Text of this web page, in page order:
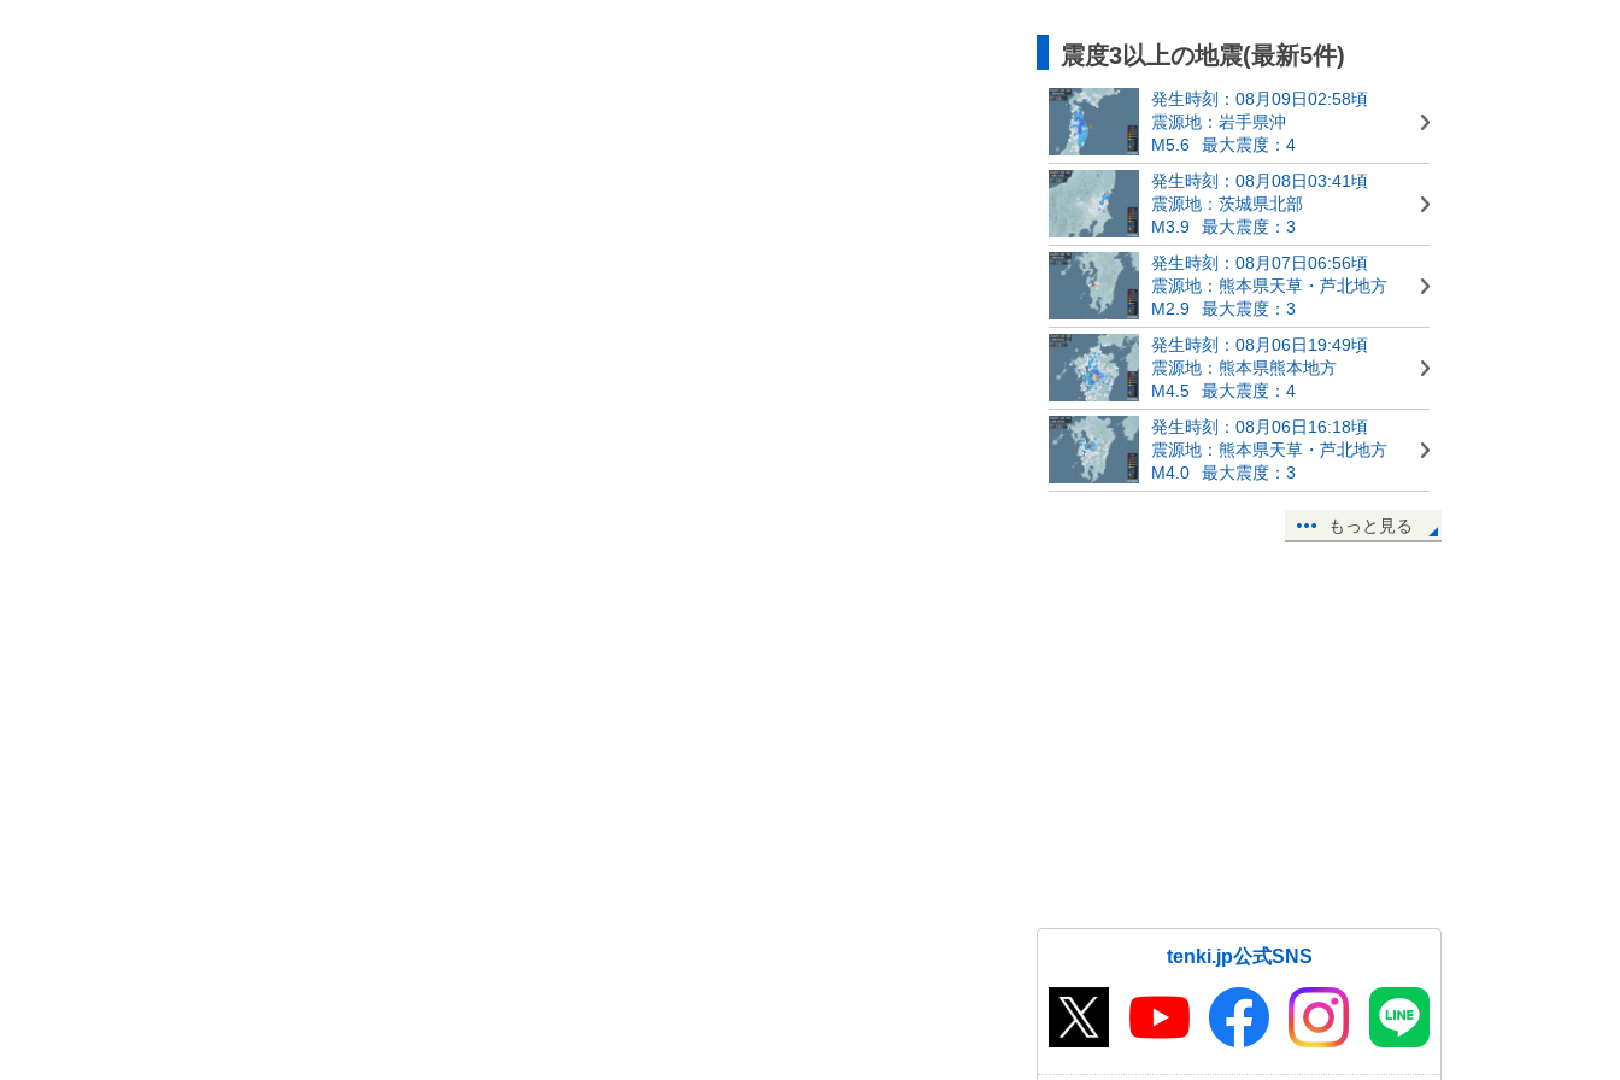
震度3以上の地震(最新5件)
発生時刻：08月09日02:58頃
震源地：岩手県沖
M5.6
最大震度：4
発生時刻：08月08日03:41頃
震源地：茨城県北部
M3.9
最大震度：3
発生時刻：08月07日06:56頃
震源地：熊本県天草・芦北地方
M2.9
最大震度：3
発生時刻：08月06日19:49頃
震源地：熊本県熊本地方
M4.5
最大震度：4
発生時刻：08月06日16:18頃
震源地：熊本県天草・芦北地方
M4.0
最大震度：3
もっと見る
tenki.jp公式SNS